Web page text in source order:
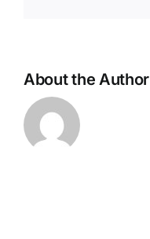
About the